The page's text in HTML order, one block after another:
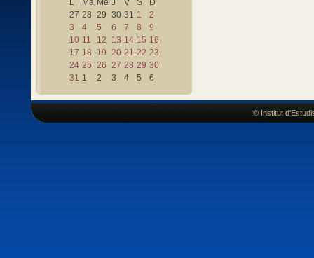
L
Ma Me J V S
D
27 28 29 30 31 1
2
3
4 5 6 7 8
9
10 11 12 13 14 15 16
17 18 19 20 21 22 23
24 25 26 27 28 29 30
31 1 2 3 4 5 6
© Institut